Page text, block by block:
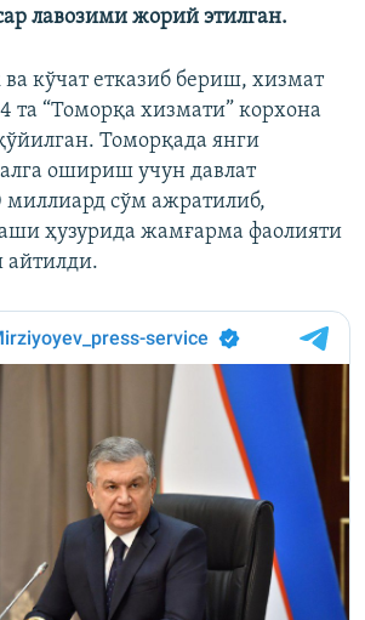
лавозими жорий этилган.
ва кўчат етказиб бериш, хизмат
та “Томорқа хизмати” корхона
Томорқада янги
ошириш учун давлат
сўм ажратилиб,
ҳузурида жамғарма фаолияти
айтилди.